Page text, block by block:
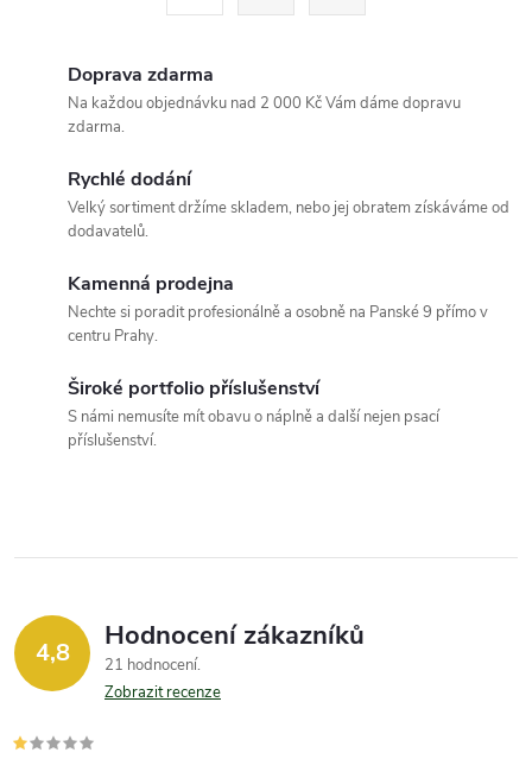
i
s
u
Doprava zdarma
Na každou objednávku nad 2 000 Kč Vám dáme dopravu
zdarma.
Rychlé dodání
Velký sortiment držíme skladem, nebo jej obratem získáváme od
dodavatelů.
Kamenná prodejna
Nechte si poradit profesionálně a osobně na Panské 9 přímo v
centru Prahy.
Široké portfolio příslušenství
S námi nemusíte mít obavu o náplně a další nejen psací
příslušenství.
4,8 Hodnocení zákazníků
21 hodnocení
Zobrazit recenze